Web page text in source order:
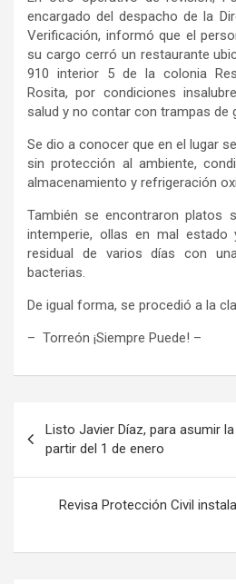
encargado del despacho de la
Verificación, informó que el
su cargo cerró un restaurante
910 interior 5 de la colonia
Rosita, por condiciones
salud y no contar con trampas de
Se dio a conocer que en el lugar
sin protección al ambiente,
almacenamiento y refrigeración
También se encontraron platos
intemperie, ollas en mal estado
residual de varios días con
bacterias.
De igual forma, se procedió a la
– Torreón ¡Siempre Puede! –
de
entradas
Listo Javier Díaz, para asumir
partir del 1 de enero
Revisa Protección Civil